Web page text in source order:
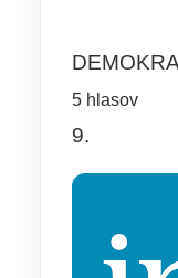
5 hlasov
9.